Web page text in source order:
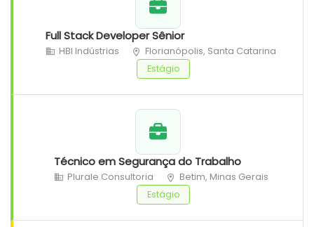
Full Stack Developer Sênior
HBI Indústrias Florianópolis, Santa Catarina
Estágio
Técnico em Segurança do Trabalho
Plurale Consultoria Betim, Minas Gerais
Estágio